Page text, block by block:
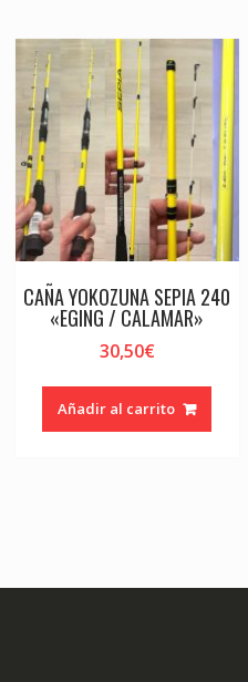
CAÑA YOKOZUNA SEPIA 240
«EGING / CALAMAR»
30,50€
Añadir al carrito